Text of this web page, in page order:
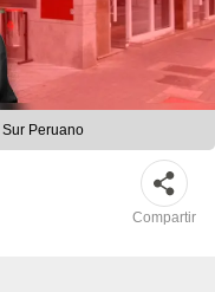
Peruano
Compartir